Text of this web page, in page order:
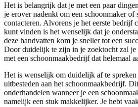
Het is belangrijk dat je met een paar
je erover nadenkt om een schoonmaker of
contacteren. Alvorens je het eerste bedrijf
kunt vinden is het wenselijk dat je
deze handvatten kom je sneller tot een
Door duidelijk te zijn in je zoektocht zal
met een schoonmaakbedrijf dat helemaal
Het is wenselijk om duidelijk af te
uitbesteden aan het schoonmaakbedrijf.
onderhandelen wanneer je een
namelijk een stuk makkelijker. Je hebt